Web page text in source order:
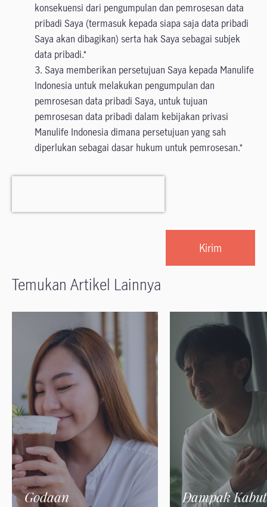
konsekuensi dari pengumpulan dan pemrosesan data
pribadi Saya (termasuk kepada siapa saja data pribadi
Saya akan dibagikan) serta hak Saya sebagai subjek
data pribadi.
3. Saya memberikan persetujuan Saya kepada Manulife
Indonesia untuk melakukan pengumpulan dan
pemrosesan data pribadi Saya, untuk tujuan
pemrosesan data pribadi dalam kebijakan privasi
Manulife Indonesia dimana persetujuan yang sah
diperlukan sebagai dasar hukum untuk pemrosesan.
Temukan Artikel Lainnya
Godaan
Dampak